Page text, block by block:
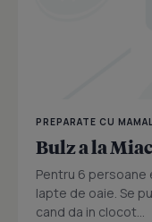
PREPARATE CU
Bulz a la
Pentru 6 persoane
lapte de oaie. Se
cand da in clocot...